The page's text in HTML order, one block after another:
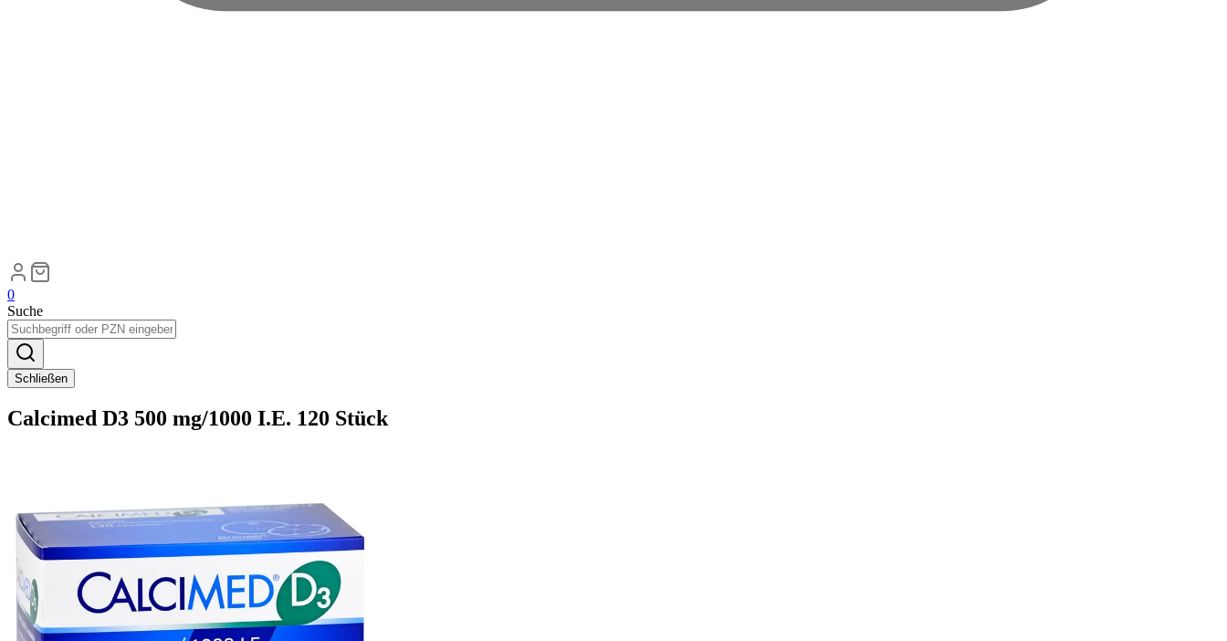
0
Suche
Schließen
Calcimed D3 500 mg/1000 I.E. 120 Stück